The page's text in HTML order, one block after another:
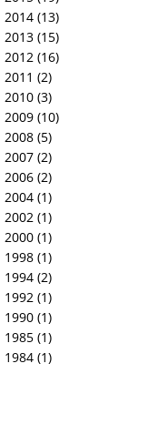
2014(13)
2013(15)
2012 (16)
2011 (2)
2010(3)
2009(10)
2008(5)
2007(2)
2006(2)
2004(1)
2002 (1)
2000(1)
1998(1)
1994(2)
1992 (1)
1990(1)
1985(1)
1984(1)